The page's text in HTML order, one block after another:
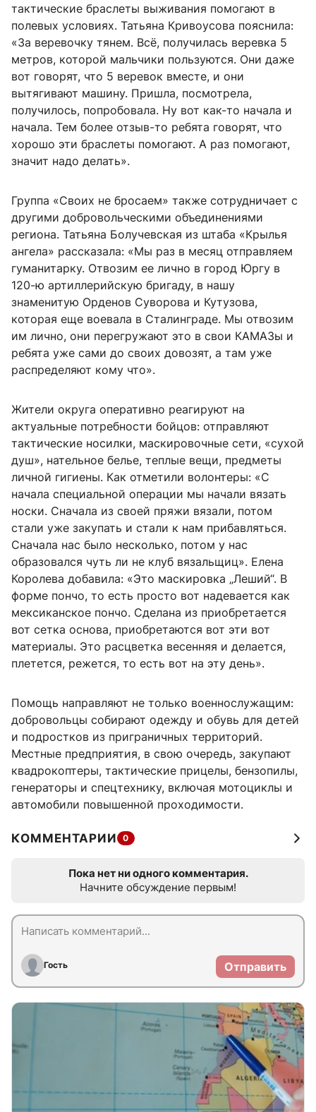
тактические браслеты выживания помогают в
полевых условиях. Татьяна Кривоусова пояснила:
«За веревочку тянем. Всё, получилась веревка 5
метров, которой мальчики пользуются. Они даже
вот говорят, что 5 веревок вместе, и они
вытягивают машину. Пришла, посмотрела,
получилось, попробовала. Ну вот как-то начала и
начала. Тем более отзыв-то ребята говорят, что
хорошо эти браслеты помогают. А раз помогают,
значит надо делать».
Группа «Своих не бросаем» также сотрудничает с
другими добровольческими объединениями
региона. Татьяна Болучевская из штаба «Крылья
ангела» рассказала: «Мы раз в месяц отправляем
гуманитарку. Отвозим ее лично в город Юргу в
120-ю артиллерийскую бригаду, в нашу
знаменитую Орденов Суворова и Кутузова,
которая еще воевала в Сталинграде. Мы отвозим
им лично, они перегружают это в свои КАМАЗы и
ребята уже сами до своих довозят, а там уже
распределяют кому что».
Жители округа оперативно реагируют на
актуальные потребности бойцов: отправляют
тактические носилки, маскировочные сети, «сухой
душ», нательное белье, теплые вещи, предметы
личной гигиены. Как отметили волонтеры: «С
начала специальной операции мы начали вязать
носки. Сначала из своей пряжи вязали, потом
стали уже закупать и стали к нам прибавляться.
Сначала нас было несколько, потом у нас
образовался чуть ли не клуб вязальщиц». Елена
Королева добавила: «Это маскировка „Леший“. В
форме пончо, то есть просто вот надевается как
мексиканское пончо. Сделана из приобретается
вот сетка основа, приобретаются вот эти вот
материалы. Это расцветка весенняя и делается,
плетется, режется, то есть вот на эту день».
Помощь направляют не только военнослужащим:
добровольцы собирают одежду и обувь для детей
и подростков из приграничных территорий.
Местные предприятия, в свою очередь, закупают
квадрокоптеры, тактические прицелы, бензопилы,
генераторы и спецтехнику, включая мотоциклы и
автомобили повышенной проходимости.
КОММЕНТАРИИ 0
Пока нет ни одного комментария.
Начните обсуждение первым!
Гость Отправить